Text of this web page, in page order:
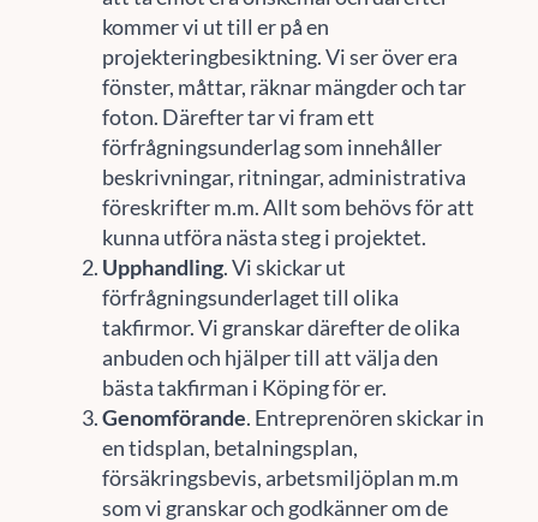
kommer vi ut till er på en
projekteringbesiktning. Vi ser över era
fönster, måttar, räknar mängder och tar
foton. Därefter tar vi fram ett
förfrågningsunderlag som innehåller
beskrivningar, ritningar, administrativa
föreskrifter m.m. Allt som behövs för att
kunna utföra nästa steg i projektet.
Upphandling. Vi skickar ut
förfrågningsunderlaget till olika
takfirmor. Vi granskar därefter de olika
anbuden och hjälper till att välja den
bästa takfirman i Köping för er.
Genomförande. Entreprenören skickar in
en tidsplan, betalningsplan,
försäkringsbevis, arbetsmiljöplan m.m
som vi granskar och godkänner om de